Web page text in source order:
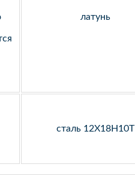
латунь
сталь 12Х18Н10Т